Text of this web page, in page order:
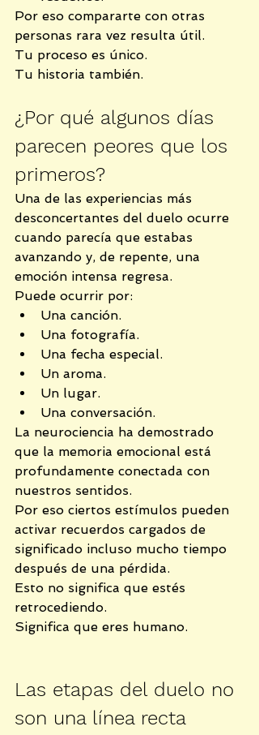
Por eso compararte con otras
personas rara vez resulta útil.
Tu proceso es único.
Tu historia también.
¿Por qué algunos días
parecen peores que los
primeros?
Una de las experiencias más
desconcertantes del duelo ocurre
cuando parecía que estabas
avanzando y, de repente, una
emoción intensa regresa.
Puede ocurrir por:
Una canción.
Una fotografía.
Una fecha especial.
Un aroma.
Un lugar.
Una conversación.
La neurociencia ha demostrado
que la memoria emocional está
profundamente conectada con
nuestros sentidos.
Por eso ciertos estímulos pueden
activar recuerdos cargados de
significado incluso mucho tiempo
después de una pérdida.
Esto no significa que estés
retrocediendo.
Significa que eres humano.
Las etapas del duelo no
son una línea recta